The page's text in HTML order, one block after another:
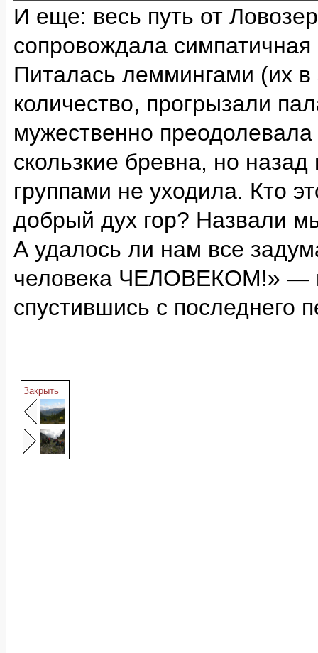
И еще: весь путь от
сопровождала симпатичная
Питалась леммингами (их
количество, прогрызали
мужественно
скользкие бревна, но
группами не уходила. Кто
добрый дух гор? Назвали
А удалось ли нам все
человека ЧЕЛОВЕКОМ!» —
спустившись с последнего
Закрыть